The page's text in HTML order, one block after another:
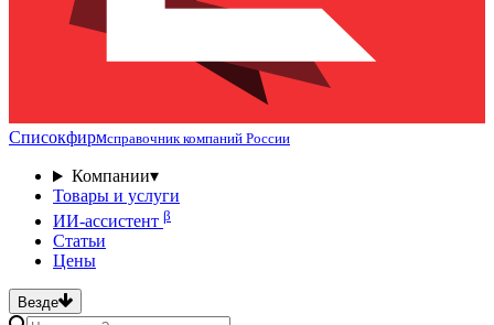
Списокфирмсправочник компаний России
Компании▾
Товары и услуги
ИИ-ассистент β
Статьи
Цены
Везде